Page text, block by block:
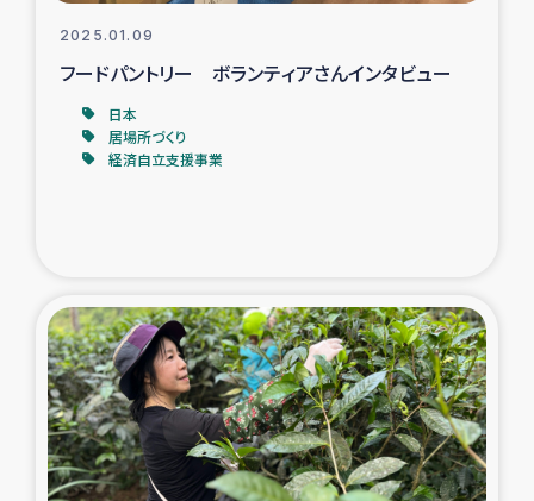
レバノンでのシリア難民・レバノン人への農業支援
海外ルーツの市民との共生
復興応援隊の活動
仮設住宅生活支援・農業復興支援
漁業復興支援
2025.01.09
フードパントリー ボランティアさんインタビュー
日本
居場所づくり
経済自立支援事業